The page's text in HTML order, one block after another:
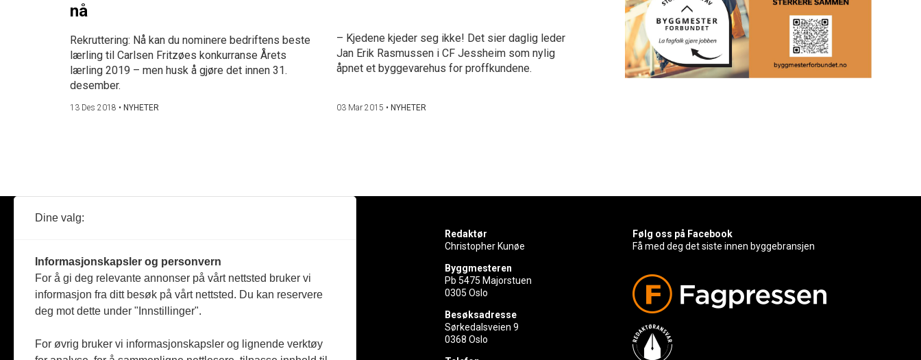
nå
Rekruttering: Nå kan du nominere bedriftens beste
lærling til Carlsen Fritzøes konkurranse Årets
lærling 2019 – men husk å gjøre det innen 31.
desember.
13 Des 2018 • NYHETER
– Kjedene kjeder seg ikke! Det sier daglig leder
Jan Erik Rasmussen i CF Jessheim som nylig
åpnet et byggevarehus for proffkundene.
03 Mar 2015 • NYHETER
Reportasje
Produkter
Jobbmarked
Redaktør
Christopher Kunøe
Byggmesteren
Pb 5475 Majorstuen
0305 Oslo
Besøksadresse
Sørkedalsveien 9
0368 Oslo
Følg oss på Facebook
Få med deg det siste innen byggebransjen
Dine valg:
Informasjonskapsler og personvern
For å gi deg relevante annonser på vårt nettsted bruker vi
informasjon fra ditt besøk på vårt nettsted. Du kan reservere
deg mot dette under "Innstillinger".
For øvrig bruker vi informasjonskapsler og lignende verktøy